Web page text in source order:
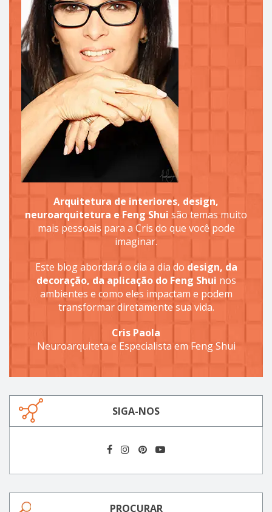
Arquitetura de interiores, design,
neuroarquitetura e Feng Shui são temas muito
mais pessoais para a Cris do que você pode
imaginar.
Este blog abordará o dia a dia do design, da
decoração, da aplicação do Feng Shui nos
ambientes e como eles impactam e podem
transformar diretamente sua vida.
Cris Paola
Neuroarquiteta e Especialista em Feng Shui
SIGA-NOS
PROCURAR